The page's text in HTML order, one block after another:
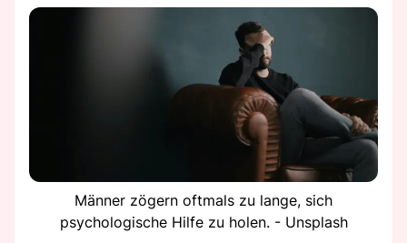
Männer zögern oftmals zu lange, sich
psychologische Hilfe zu holen. - Unsplash